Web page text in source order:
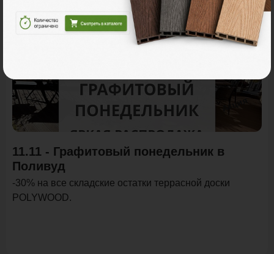
Акция
11.11 - Графитовый понедельник в
Поливуд
-30% на все складские остатки террасной доски
POLYWOOD.